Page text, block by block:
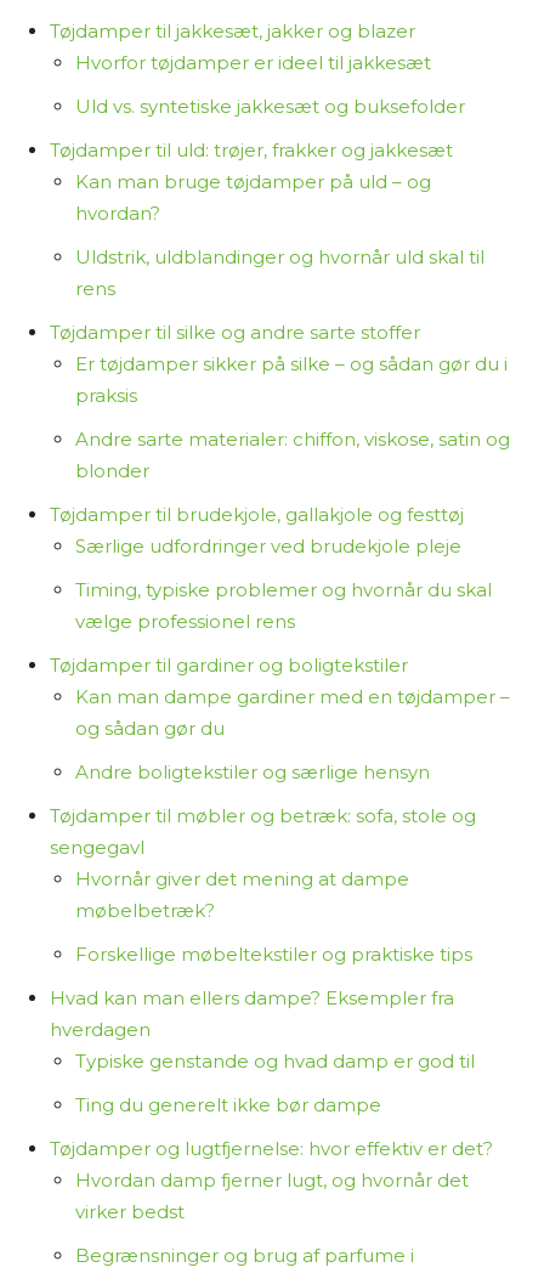
Tøjdamper til jakkesæt, jakker og blazer
Hvorfor tøjdamper er ideel til jakkesæt
Uld vs. syntetiske jakkesæt og buksefolder
Tøjdamper til uld: trøjer, frakker og jakkesæt
Kan man bruge tøjdamper på uld – og
hvordan?
Uldstrik, uldblandinger og hvornår uld skal til
rens
Tøjdamper til silke og andre sarte stoffer
Er tøjdamper sikker på silke – og sådan gør du i
praksis
Andre sarte materialer: chiffon, viskose, satin og
blonder
Tøjdamper til brudekjole, gallakjole og festtøj
Særlige udfordringer ved brudekjole pleje
Timing, typiske problemer og hvornår du skal
vælge professionel rens
Tøjdamper til gardiner og boligtekstiler
Kan man dampe gardiner med en tøjdamper –
og sådan gør du
Andre boligtekstiler og særlige hensyn
Tøjdamper til møbler og betræk: sofa, stole og
sengegavl
Hvornår giver det mening at dampe
møbelbetræk?
Forskellige møbeltekstiler og praktiske tips
Hvad kan man ellers dampe? Eksempler fra
hverdagen
Typiske genstande og hvad damp er god til
Ting du generelt ikke bør dampe
Tøjdamper og lugtfjernelse: hvor effektiv er det?
Hvordan damp fjerner lugt, og hvornår det
virker bedst
Begrænsninger og brug af parfume i